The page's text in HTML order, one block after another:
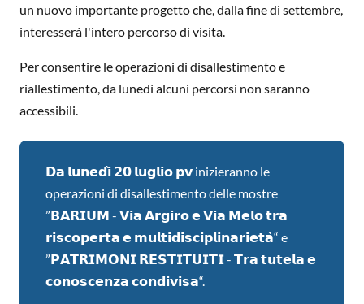
un nuovo importante progetto che, dalla fine di settembre,
interesserà l'intero percorso di visita.
Per consentire le operazioni di disallestimento e
riallestimento, da lunedì alcuni percorsi non saranno
accessibili.
𝗗𝗮 𝗹𝘂𝗻𝗲𝗱𝗶̀ 𝟮𝟬 𝗹𝘂𝗴𝗹𝗶𝗼 𝗽𝘃 inizieranno le
operazioni di disallestimento delle mostre
”𝗕𝗔𝗥𝗜𝗨𝗠 - 𝗩𝗶𝗮 𝗔𝗿𝗴𝗶𝗿𝗼 𝗲 𝗩𝗶𝗮 𝗠𝗲𝗹𝗼 𝘁𝗿𝗮
𝗿𝗶𝘀𝗰𝗼𝗽𝗲𝗿𝘁𝗮 𝗲 𝗺𝘂𝗹𝘁𝗶𝗱𝗶𝘀𝗰𝗶𝗽𝗹𝗶𝗻𝗮𝗿𝗶𝗲𝘁𝗮̀“ e
”𝗣𝗔𝗧𝗥𝗜𝗠𝗢𝗡𝗜 𝗥𝗘𝗦𝗧𝗜𝗧𝗨𝗜𝗧𝗜 - 𝗧𝗿𝗮 𝘁𝘂𝘁𝗲𝗹𝗮 𝗲
𝗰𝗼𝗻𝗼𝘀𝗰𝗲𝗻𝘇𝗮 𝗰𝗼𝗻𝗱𝗶𝘃𝗶𝘀𝗮“.